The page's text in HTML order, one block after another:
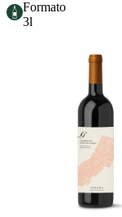
Formato
3l